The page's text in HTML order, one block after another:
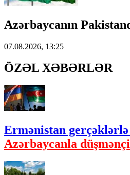
Azərbaycanın
07.08.2026, 13:25
ÖZƏL XƏBƏRLƏR
Ermənistan gerçəklərlə
Azərbaycanla